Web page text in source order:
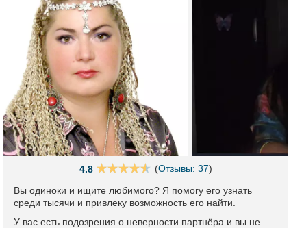
4.8 (Отзывы: 37)
Вы одиноки и ищите любимого? Я помогу его узнать
среди тысячи и привлеку возможность его найти.
У вас есть подозрения о неверности партнёра и вы не